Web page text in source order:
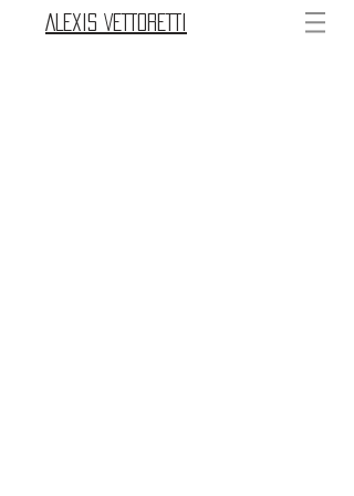
ALEXIS VETTORETTI